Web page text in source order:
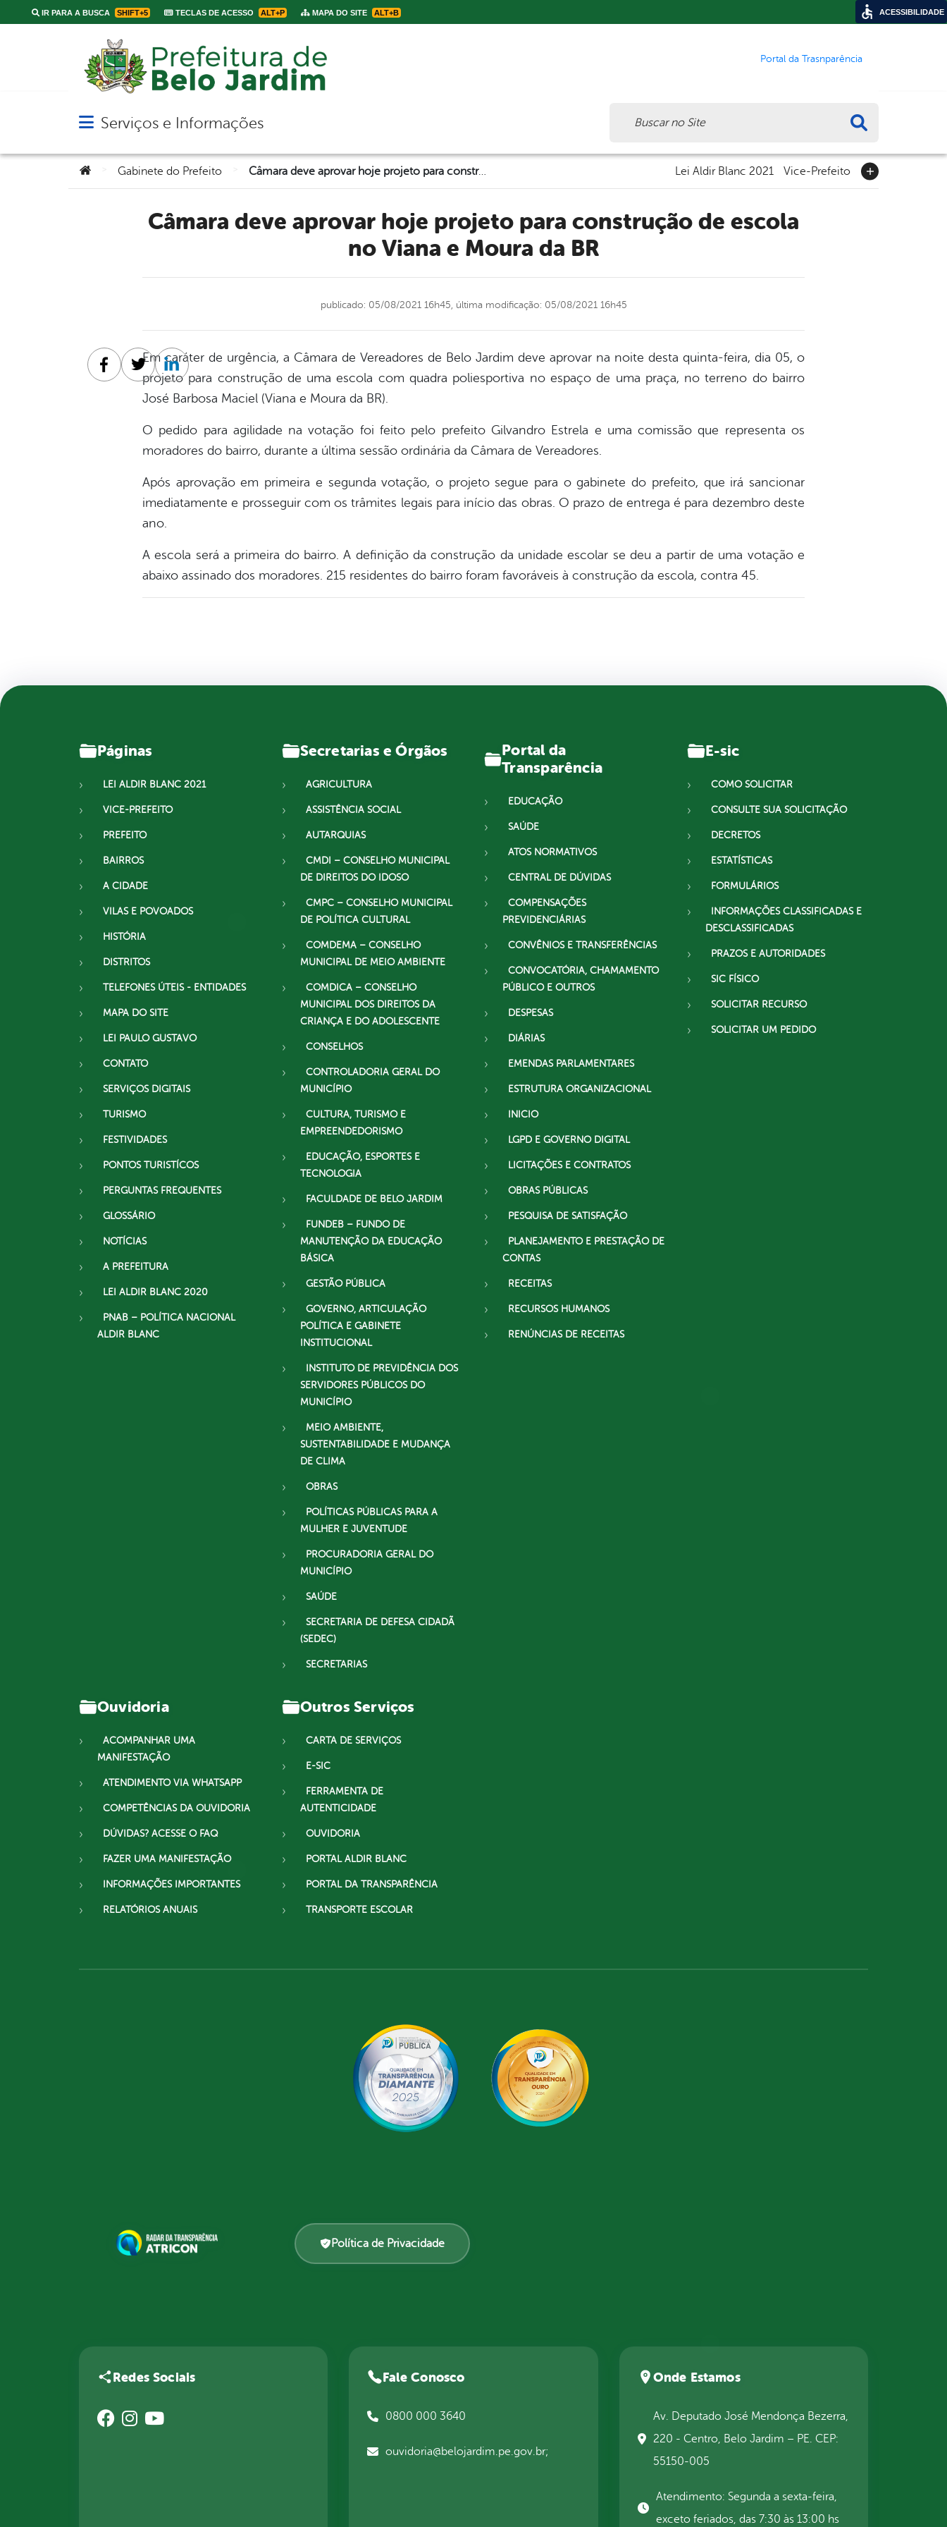
IR PARA A BUSCA SHIFT+5 TECLAS DE ACESSO ALT+P MAPA DO SITE ALT+B
Portal da Trasnparência
Abrir menu principal de navegação
Serviços e Informações
Você está aqui:Gabinete do Prefeito Câmara deve aprovar hoje projeto para construção de escola no Viana e Moura da BR Lei Aldir Blanc 2021 Vice-Prefeito
Câmara deve aprovar hoje projeto para construção de escola
no Viana e Moura da BR
publicado: 05/08/2021 16h45, última modificação: 05/08/2021 16h45
Em caráter de urgência, a Câmara de Vereadores de Belo Jardim deve aprovar na noite desta quinta-feira, dia 05, o
projeto para construção de uma escola com quadra poliesportiva no espaço de uma praça, no terreno do bairro
José Barbosa Maciel (Viana e Moura da BR).
O pedido para agilidade na votação foi feito pelo prefeito Gilvandro Estrela e uma comissão que representa os
moradores do bairro, durante a última sessão ordinária da Câmara de Vereadores.
Após aprovação em primeira e segunda votação, o projeto segue para o gabinete do prefeito, que irá sancionar
imediatamente e prosseguir com os trâmites legais para início das obras. O prazo de entrega é para dezembro deste
ano.
A escola será a primeira do bairro. A definição da construção da unidade escolar se deu a partir de uma votação e
abaixo assinado dos moradores. 215 residentes do bairro foram favoráveis à construção da escola, contra 45.
Facebook
TwitterLinkedin
Páginas
LEI ALDIR BLANC 2021
VICE-PREFEITO
PREFEITO
BAIRROS
A CIDADE
VILAS E POVOADOS
HISTÓRIA
DISTRITOS
TELEFONES ÚTEIS - ENTIDADES
MAPA DO SITE
LEI PAULO GUSTAVO
CONTATO
SERVIÇOS DIGITAIS
TURISMO
FESTIVIDADES
PONTOS TURISTÍCOS
PERGUNTAS FREQUENTES
GLOSSÁRIO
NOTÍCIAS
A PREFEITURA
LEI ALDIR BLANC 2020
PNAB – POLÍTICA NACIONAL
ALDIR BLANC
Secretarias e Órgãos
AGRICULTURA
ASSISTÊNCIA SOCIAL
AUTARQUIAS
CMDI – CONSELHO MUNICIPAL
DE DIREITOS DO IDOSO
CMPC – CONSELHO MUNICIPAL
DE POLÍTICA CULTURAL
COMDEMA – CONSELHO
MUNICIPAL DE MEIO AMBIENTE
COMDICA – CONSELHO
MUNICIPAL DOS DIREITOS DA
CRIANÇA E DO ADOLESCENTE
CONSELHOS
CONTROLADORIA GERAL DO
MUNICÍPIO
CULTURA, TURISMO E
EMPREENDEDORISMO
EDUCAÇÃO, ESPORTES E
TECNOLOGIA
FACULDADE DE BELO JARDIM
FUNDEB – FUNDO DE
MANUTENÇÃO DA EDUCAÇÃO
BÁSICA
GESTÃO PÚBLICA
GOVERNO, ARTICULAÇÃO
POLÍTICA E GABINETE
INSTITUCIONAL
INSTITUTO DE PREVIDÊNCIA DOS
SERVIDORES PÚBLICOS DO
MUNICÍPIO
MEIO AMBIENTE,
SUSTENTABILIDADE E MUDANÇA
DE CLIMA
OBRAS
POLÍTICAS PÚBLICAS PARA A
MULHER E JUVENTUDE
PROCURADORIA GERAL DO
MUNICÍPIO
SAÚDE
SECRETARIA DE DEFESA CIDADÃ
(SEDEC)
SECRETARIAS
Portal da
Transparência
EDUCAÇÃO
SAÚDE
ATOS NORMATIVOS
CENTRAL DE DÚVIDAS
COMPENSAÇÕES
PREVIDENCIÁRIAS
CONVÊNIOS E TRANSFERÊNCIAS
CONVOCATÓRIA, CHAMAMENTO
PÚBLICO E OUTROS
DESPESAS
DIÁRIAS
EMENDAS PARLAMENTARES
ESTRUTURA ORGANIZACIONAL
INICIO
LGPD E GOVERNO DIGITAL
LICITAÇÕES E CONTRATOS
OBRAS PÚBLICAS
PESQUISA DE SATISFAÇÃO
PLANEJAMENTO E PRESTAÇÃO DE
CONTAS
RECEITAS
RECURSOS HUMANOS
RENÚNCIAS DE RECEITAS
E-sic
COMO SOLICITAR
CONSULTE SUA SOLICITAÇÃO
DECRETOS
ESTATÍSTICAS
FORMULÁRIOS
INFORMAÇÕES CLASSIFICADAS E
DESCLASSIFICADAS
PRAZOS E AUTORIDADES
SIC FÍSICO
SOLICITAR RECURSO
SOLICITAR UM PEDIDO
Ouvidoria
ACOMPANHAR UMA
MANIFESTAÇÃO
ATENDIMENTO VIA WHATSAPP
COMPETÊNCIAS DA OUVIDORIA
DÚVIDAS? ACESSE O FAQ
FAZER UMA MANIFESTAÇÃO
INFORMAÇÕES IMPORTANTES
RELATÓRIOS ANUAIS
Outros Serviços
CARTA DE SERVIÇOS
E-SIC
FERRAMENTA DE
AUTENTICIDADE
OUVIDORIA
PORTAL ALDIR BLANC
PORTAL DA TRANSPARÊNCIA
TRANSPORTE ESCOLAR
Política de Privacidade
Redes Sociais Fale Conosco
0800 000 3640
ouvidoria@belojardim.pe.gov.br;
Onde Estamos
Av. Deputado José Mendonça Bezerra,
220 - Centro, Belo Jardim – PE. CEP:
55150-005
Atendimento: Segunda a sexta-feira,
exceto feriados, das 7:30 às 13:00 hs
ACESSIBILIDADE